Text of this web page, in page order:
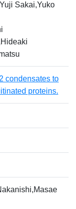
Sakai,Yuko
condensates to
proteins.